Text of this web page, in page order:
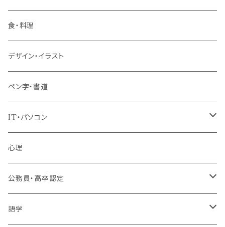
階層共通
パッケージプラン
食・料理
デザイン・イラスト
ペン字・書道
IT・パソコン
MOS（ﾏｲｸﾛｿﾌﾄｵﾌｨｽｽﾍﾟｼｬﾘｽﾄ）講座
プログラミング・Web制作入門講座
1コース受講
その他 IT・パソコン
心理
公務員・高卒認定
高卒認定講座
語学